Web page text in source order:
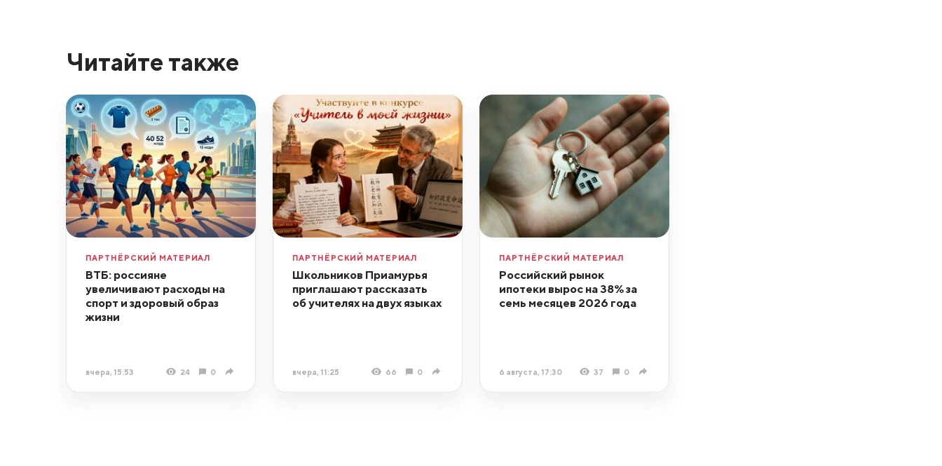
Читайте также
ПАРТНЁРСКИЙ МАТЕРИАЛ
ВТБ: россияне
увеличивают расходы на
спорт и здоровый образ
жизни
вчера, 15:53 24 0
ПАРТНЁРСКИЙ МАТЕРИАЛ
Школьников Приамурья
приглашают рассказать
об учителях на двух языках
вчера, 11:25 66 0
ПАРТНЁРСКИЙ МАТЕРИАЛ
Российский рынок
ипотеки вырос на 38% за
семь месяцев 2026 года
6 августа, 17:30 37 0